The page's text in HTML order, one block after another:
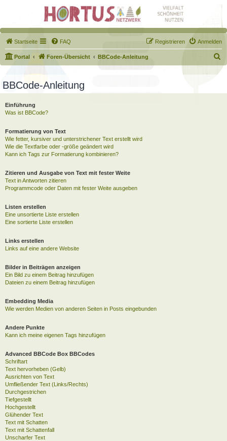
Startseite FAQ Anmelden
Registrieren
Portal Foren-Übersicht BBCode-Anleitung
u
h
BBCode-Anleitung
Einführung
Was ist BBCode?
Formatierung von Text
Wie fetter, kursiver und unterstrichener Text erstellt wird
Wie die Textfarbe oder -größe geändert wird
Kann ich Tags zur Formatierung kombinieren?
Zitieren und Ausgabe von Text mit fester Weite
Text in Antworten zitieren
Programmcode oder Daten mit fester Weite ausgeben
Listen erstellen
Eine unsortierte Liste erstellen
Eine sortierte Liste erstellen
Links erstellen
Links auf eine andere Website
Bilder in Beiträgen anzeigen
Ein Bild zu einem Beitrag hinzufügen
Dateien zu einem Beitrag hinzufügen
Embedding Media
Wie werden Medien von anderen Seiten in Posts eingebunden
Andere Punkte
Kann ich meine eigenen Tags hinzufügen
Advanced BBCode Box BBCodes
Schriftart
Text hervorheben (Gelb)
Ausrichten von Text
Umfließender Text (Links/Rechts)
Durchgestrichen
Tiefgestellt
Hochgestellt
Glühender Text
Text mit Schatten
Text mit Schattenfall
Unscharfer Text